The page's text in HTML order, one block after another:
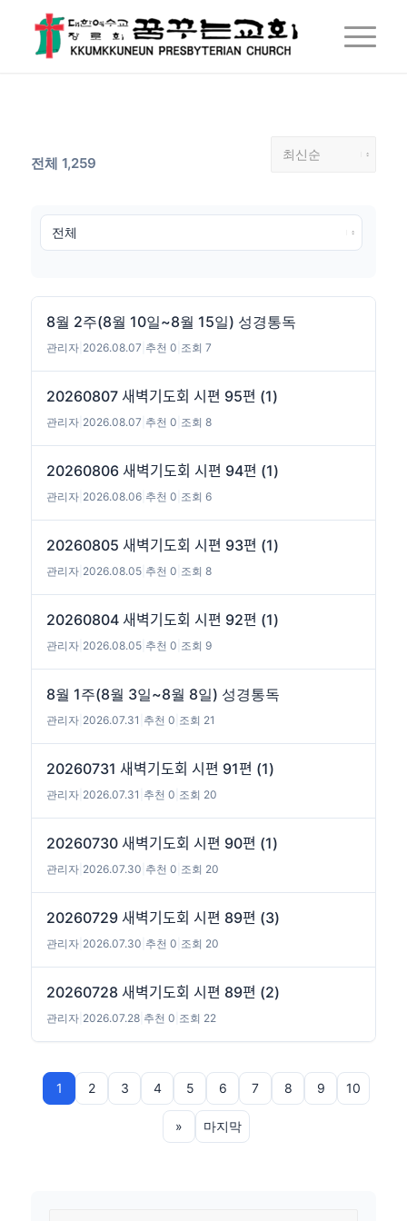
전체 1,259
8월 2주(8월 10일~8월 15일) 성경통독
관리자| 2026.08.07 추천 0 조회 7
20260807 새벽기도회 시편 95편 (1)
관리자| 2026.08.07 추천 0 조회 8
20260806 새벽기도회 시편 94편 (1)
관리자| 2026.08.06| 추천 0 조회 6
20260805 새벽기도회 시편 93편 (1)
관리자| 2026.08.05| 추천 0 조회 8
20260804 새벽기도회 시편 92편 (1)
관리자| 2026.08.05| 추천 0 조회 9
8월 1주(8월 3일~8월 8일) 성경통독
관리자| 2026.07.31 추천 0 조회 21
20260731 새벽기도회 시편 91편 (1)
관리자| 2026.07.31 추천 0 조회 20
20260730 새벽기도회 시편 90편 (1)
관리자| 2026.07.30 추천 0 조회 20
20260729 새벽기도회 시편 89편 (3)
관리자| 2026.07.30 추천 0 조회 20
20260728 새벽기도회 시편 89편 (2)
관리자| 2026.07.28| 추천 0 조회 22
1 2 3 4 5 6 7 8 9 10
» 마지막